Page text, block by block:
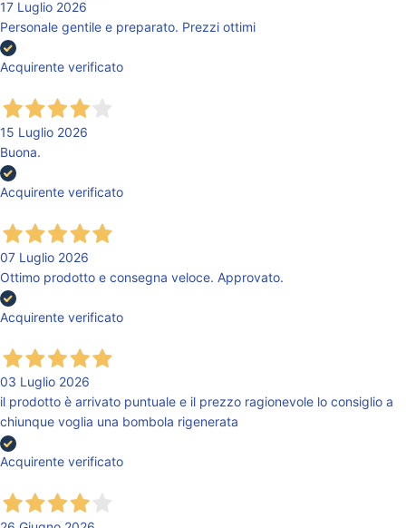
17 Luglio 2026
Personale gentile e preparato. Prezzi ottimi
Acquirente verificato
15 Luglio 2026
Buona.
Acquirente verificato
07 Luglio 2026
Ottimo prodotto e consegna veloce. Approvato.
Acquirente verificato
03 Luglio 2026
il prodotto è arrivato puntuale e il prezzo ragionevole lo consiglio a
chiunque voglia una bombola rigenerata
Acquirente verificato